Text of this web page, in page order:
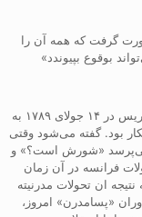
گرفت که همه آن را
بوقوع بپیوندد»
درست در ابتدای انقلاب فرانسه، هنگامی که اهالی پاریس در ۱۴ جولای ۱۷۸۹ به
بود. گفته می‌شود وقتی
می‌پرسد «شورش است؟» و
فرانسه در آن زمان
ان تحولات مدرنیته
«پسامدرن» امروز،